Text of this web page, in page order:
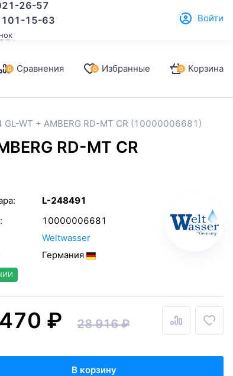
26-57
101-15-63
Войти
0 Сравнения 0 Избранные 0 Корзина
WT + AMBERG RD-MT CR (10000006681)
RD-MT CR
L-248491
10000006681
Weltwasser
Германия
₽ 28 916 ₽
В корзину